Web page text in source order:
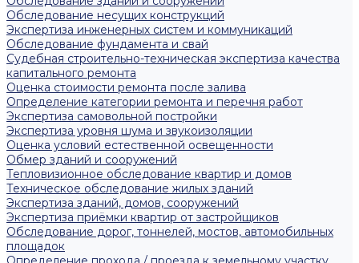
Обследование несущих конструкций
Экспертиза инженерных систем и коммуникаций
Обследование фундамента и свай
Судебная строительно-техническая экспертиза качества
капитального ремонта
Оценка стоимости ремонта после залива
Определение категории ремонта и перечня работ
Экспертиза самовольной постройки
Экспертиза уровня шума и звукоизоляции
Оценка условий естественной освещенности
Обмер зданий и сооружений
Тепловизионное обследование квартир и домов
Техническое обследование жилых зданий
Экспертиза зданий, домов, сооружений
Экспертиза приёмки квартир от застройщиков
Обследование дорог, тоннелей, мостов, автомобильных
площадок